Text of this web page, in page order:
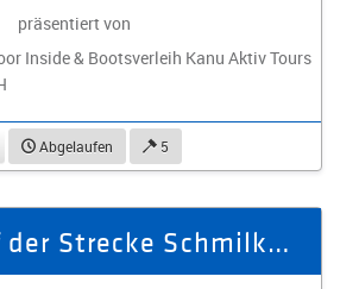
präsentiert von
Inside & Bootsverleih Kanu Aktiv Tours
Abgelaufen 5
Paddeln auf der Strecke Schmilka nach Wehlen für 6 Personen